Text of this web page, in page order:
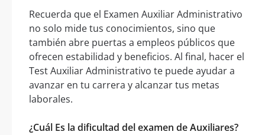
Recuerda que el Examen Auxiliar Administrativo
no solo mide tus conocimientos, sino que
también abre puertas a empleos públicos que
ofrecen estabilidad y beneficios. Al final, hacer el
Test Auxiliar Administrativo te puede ayudar a
avanzar en tu carrera y alcanzar tus metas
laborales.
¿Cuál Es la dificultad del examen de Auxiliares?